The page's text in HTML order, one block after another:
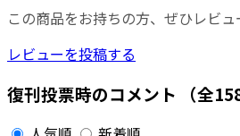
この商品をお持ちの方、ぜひレビュ
レビューを投稿する
復刊投票時のコメント （全